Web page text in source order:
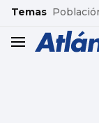
common.go-to-
Temas